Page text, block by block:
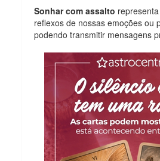
Sonhar com assalto
reflexos de nossas emoções ou
podendo transmitir mensagens